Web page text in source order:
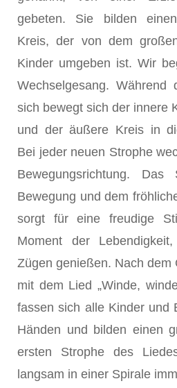
gebeten. Sie bilden
Kreis, der von dem
Kinder umgeben ist. Wir
Wechselgesang. Während
sich bewegt sich der innere
und der äußere Kreis in
Bei jeder neuen Strophe
Bewegungsrichtung.
Bewegung und dem
sorgt für eine freudige
Moment der
Zügen genießen. Nach dem
mit dem Lied „Winde,
fassen sich alle Kinder und
Händen und bilden einen
ersten Strophe des
langsam in einer Spirale